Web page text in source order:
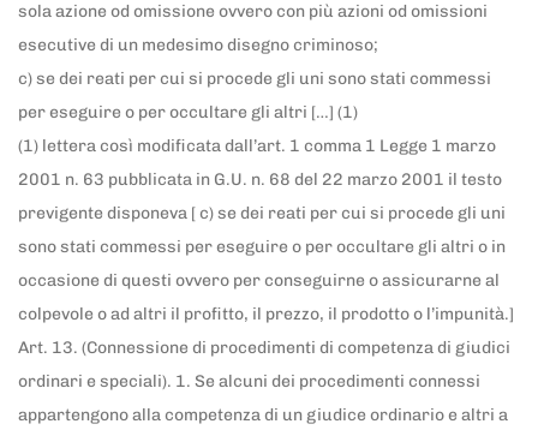
sola azione od omissione ovvero con più azioni od omissioni
esecutive di un medesimo disegno criminoso;
c) se dei reati per cui si procede gli uni sono stati commessi
per eseguire o per occultare gli altri […] (1)
(1) lettera così modificata dall’art. 1 comma 1 Legge 1 marzo
2001 n. 63 pubblicata in G.U. n. 68 del 22 marzo 2001 il testo
previgente disponeva [ c) se dei reati per cui si procede gli uni
sono stati commessi per eseguire o per occultare gli altri o in
occasione di questi ovvero per conseguirne o assicurarne al
colpevole o ad altri il profitto, il prezzo, il prodotto o l’impunità.]
Art. 13. (Connessione di procedimenti di competenza di giudici
ordinari e speciali). 1. Se alcuni dei procedimenti connessi
appartengono alla competenza di un giudice ordinario e altri a